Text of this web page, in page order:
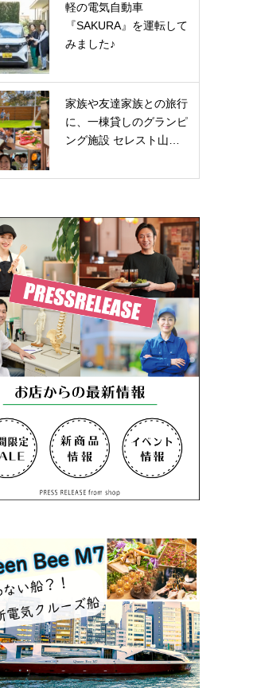
軽の電気自動車
『SAKURA』を運転して
みました♪
家族や友達家族との旅行
に、一棟貸しのグランピ
ング施設 セレスト山…